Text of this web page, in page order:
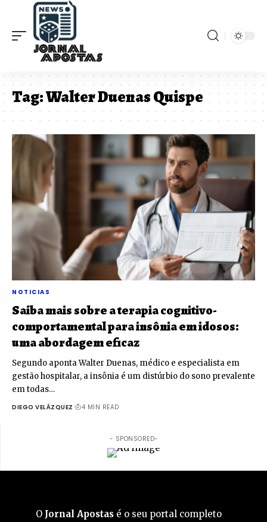
Tag:Walter Duenas Quispe
NOTICIAS
Saiba mais sobre a terapia cognitivo-
comportamental para insônia em idosos:
uma abordagem eficaz
Segundo aponta Walter Duenas, médico e especialista em
gestão hospitalar, a insônia é um distúrbio do sono prevalente
em todas…
DIEGO VELÁZQUEZ 4 MIN READ
- SPONSORED-
O Jornal Apostas é o seu portal completo